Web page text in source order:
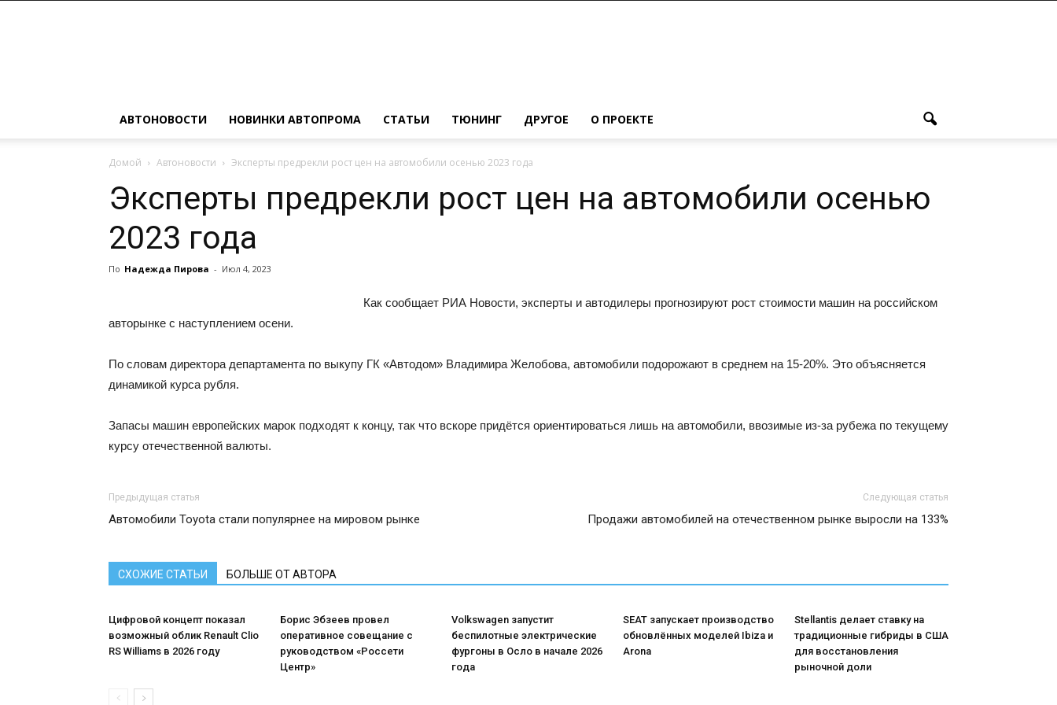
АВТОНОВОСТИ НОВИНКИ АВТОПРОМА СТАТЬИ ТЮНИНГ ДРУГОЕ О ПРОЕКТЕ
Домой Автоновости Эксперты предрекли рост цен на автомобили осенью 2023 года
Эксперты предрекли рост цен на автомобили осенью
2023 года
По Надежда Пирова - Июл 4, 2023
Как сообщает РИА Новости, эксперты и автодилеры прогнозируют рост стоимости машин на российском
авторынке с наступлением осени.
По словам директора департамента по выкупу ГК «Автодом» Владимира Желобова, автомобили подорожают в среднем на 15-20%. Это объясняется
динамикой курса рубля.
Запасы машин европейских марок подходят к концу, так что вскоре придётся ориентироваться лишь на автомобили, ввозимые из-за рубежа по текущему
курсу отечественной валюты.
Предыдущая статья
Автомобили Toyota стали популярнее на мировом рынке
Следующая статья
Продажи автомобилей на отечественном рынке выросли на 133%
СХОЖИЕ СТАТЬИ БОЛЬШЕ ОТ АВТОРА
Цифровой концепт показал
возможный облик Renault Clio
RS Williams в 2026 году
Борис Эбзеев провел
оперативное совещание с
руководством «Россети
Центр»
Volkswagen запустит
беспилотные электрические
фургоны в Осло в начале 2026
года
SEAT запускает производство
обновлённых моделей Ibiza и
Arona
Stellantis делает ставку на
традиционные гибриды в США
для восстановления
рыночной доли